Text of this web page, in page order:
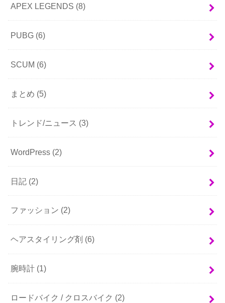
APEX LEGENDS (8)
PUBG (6)
SCUM (6)
まとめ (5)
トレンド/ニュース (3)
WordPress (2)
日記 (2)
ファッション (2)
ヘアスタイリング剤 (6)
腕時計 (1)
ロードバイク / クロスバイク (2)